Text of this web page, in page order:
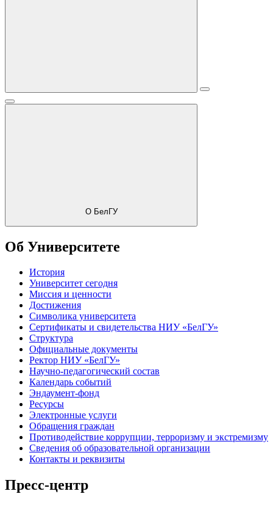
О БелГУ
Об Университете
История
Университет сегодня
Миссия и ценности
Достижения
Символика университета
Сертификаты и свидетельства НИУ «БелГУ»
Структура
Официальные документы
Ректор НИУ «БелГУ»
Научно-педагогический состав
Календарь событий
Эндаумент-фонд
Ресурсы
Электронные услуги
Обращения граждан
Противодействие коррупции, терроризму и экстремизму
Сведения об образовательной организации
Контакты и реквизиты
Пресс-центр